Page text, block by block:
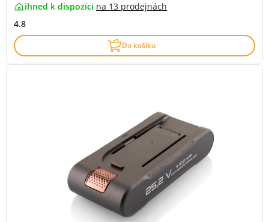
ihned k dispozici na 13 prodejnách
4.8
Do košíku